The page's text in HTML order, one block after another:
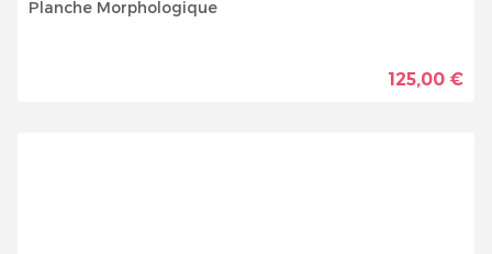
Planche Morphologique
125,00 €